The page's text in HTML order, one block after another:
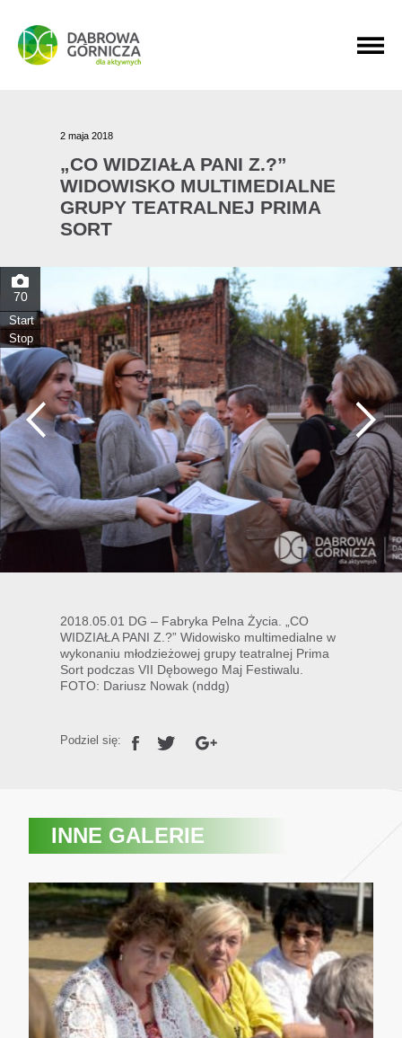
PRZEJDŹ DO MENU GŁÓWNEGO
PRZEJDŹ DO WYSZUKIWARKI
PRZEJDŹ DO TREŚCI
2 maja 2018
„CO WIDZIAŁA PANI Z.?”
WIDOWISKO MULTIMEDIALNE
GRUPY TEATRALNEJ PRIMA
SORT
70
Start
Stop
2018.05.01 DG – Fabryka Pelna Życia. „CO
WIDZIAŁA PANI Z.?” Widowisko multimedialne w
wykonaniu młodzieżowej grupy teatralnej Prima
Sort podczas VII Dębowego Maj Festiwalu.
FOTO: Dariusz Nowak (nddg)
Podziel się:
INNE GALERIE